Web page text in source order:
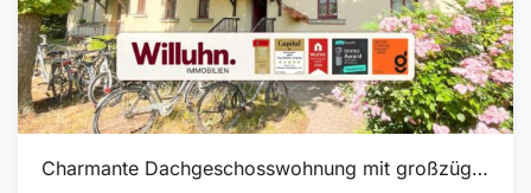
Charmante Dachgeschosswohnung mit großzügigem Wohnbereich und Spitzboden